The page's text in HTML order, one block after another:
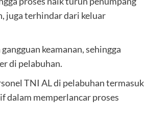
juga terhindar dari keluar
keamanan, sehingga
di pelabuhan.
TNI AL di pelabuhan termasuk
dalam memperlancar proses